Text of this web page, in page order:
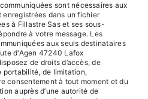
sont nécessaires aux
dans un fichier
à Fillastre Sas et ses sous-
à votre message. Les
aux seuls destinataires
d'Agen 47240 Lafox
de droits d’accès, de
portabilité, de limitation,
consentement à tout moment et du
auprès d’une autorité de